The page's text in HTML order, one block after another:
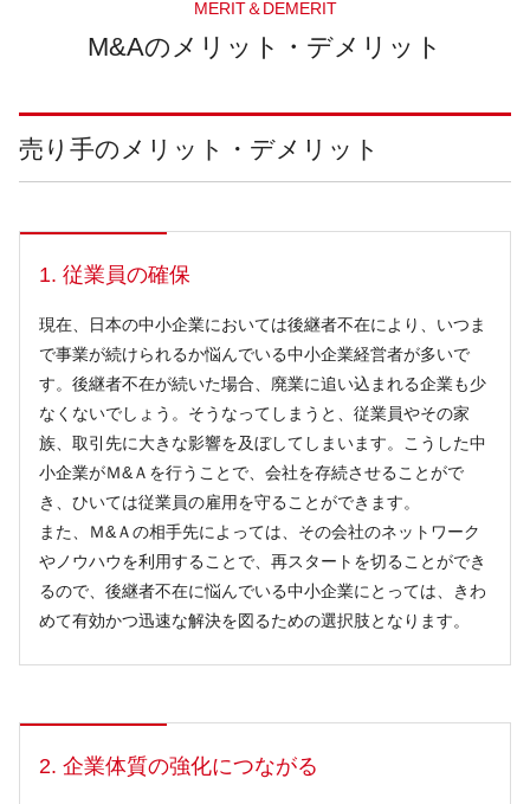
MERIT＆DEMERIT
M&Aのメリット・デメリット
売り手のメリット・デメリット
1. 従業員の確保
現在、日本の中小企業においては後継者不在により、いつま
で事業が続けられるか悩んでいる中小企業経営者が多いで
す。後継者不在が続いた場合、廃業に追い込まれる企業も少
なくないでしょう。そうなってしまうと、従業員やその家
族、取引先に大きな影響を及ぼしてしまいます。こうした中
小企業がＭ&Ａを行うことで、会社を存続させることがで
き、ひいては従業員の雇用を守ることができます。
また、Ｍ&Ａの相手先によっては、その会社のネットワーク
やノウハウを利用することで、再スタートを切ることができ
るので、後継者不在に悩んでいる中小企業にとっては、きわ
めて有効かつ迅速な解決を図るための選択肢となります。
2. 企業体質の強化につながる